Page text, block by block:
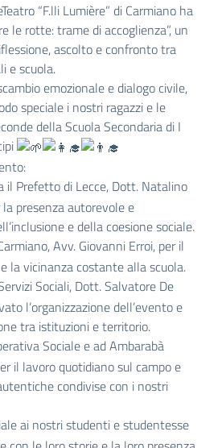
“F.lli Lumière” di Carmiano ha
le rotte: trame di accoglienza”, un
ascolto e confronto tra
e scuola.
emozionale e dialogo civile,
speciale i nostri ragazzi e le
della Scuola Secondaria di I
il Prefetto di Lecce, Dott. Natalino
presenza autorevole e
e della coesione sociale.
Avv. Giovanni Erroi, per il
la vicinanza costante alla scuola.
Sociali, Dott. Salvatore De
l’organizzazione dell’evento e
tra istituzioni e territorio.
Sociale e ad Ambarabà
il lavoro quotidiano sul campo e
condivise con i nostri
ai nostri studenti e studentesse